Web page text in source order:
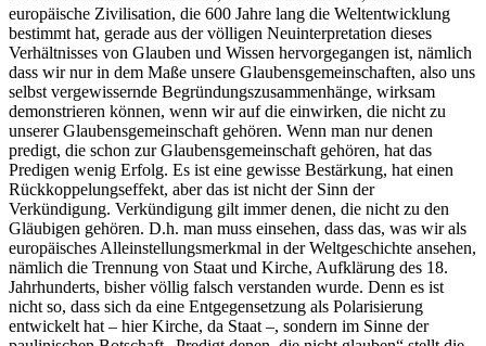
europäische Zivilisation, die 600 Jahre lang die Weltentwicklung
bestimmt hat, gerade aus der völligen Neuinterpretation dieses
Verhältnisses von Glauben und Wissen hervorgegangen ist, nämlich
dass wir nur in dem Maße unsere Glaubensgemeinschaften, also uns
selbst vergewissernde Begründungszusammenhänge, wirksam
demonstrieren können, wenn wir auf die einwirken, die nicht zu
unserer Glaubensgemeinschaft gehören. Wenn man nur denen
predigt, die schon zur Glaubensgemeinschaft gehören, hat das
Predigen wenig Erfolg. Es ist eine gewisse Bestärkung, hat einen
Rückkoppelungseffekt, aber das ist nicht der Sinn der
Verkündigung. Verkündigung gilt immer denen, die nicht zu den
Gläubigen gehören. D.h. man muss einsehen, dass das, was wir als
europäisches Alleinstellungsmerkmal in der Weltgeschichte ansehen,
nämlich die Trennung von Staat und Kirche, Aufklärung des 18.
Jahrhunderts, bisher völlig falsch verstanden wurde. Denn es ist
nicht so, dass sich da eine Entgegensetzung als Polarisierung
entwickelt hat – hier Kirche, da Staat –, sondern im Sinne der